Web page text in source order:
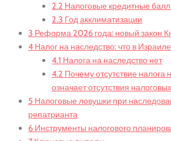
2.2 Налоговые кредитные
2.3 Год акклиматизации
3 Реформа 2026 года: новый закон
4 Налог на наследство: что в
4.1 Налога на наследство нет
4.2 Почему отсутствие налога
означает отсутствия
5 Налоговые ловушки при
репатрианта
6 Инструменты налогового